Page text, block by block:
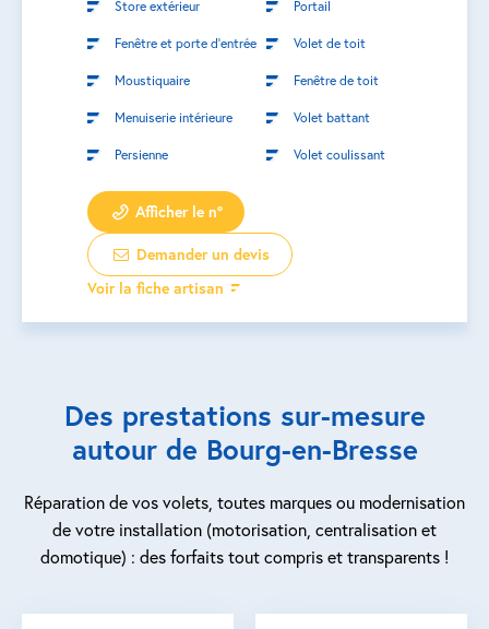
Store extérieur Portail
Fenêtre et porte d’entrée Volet de toit
Moustiquaire Fenêtre de toit
Menuiserie intérieure Volet battant
Persienne Volet coulissant
Afficher le n°
Demander un devis
Voir la fiche artisan
Des prestations sur-mesure
autour de Bourg-en-Bresse
Réparation de vos volets, toutes marques ou modernisation
de votre installation (motorisation, centralisation et
domotique) : des forfaits tout compris et transparents !